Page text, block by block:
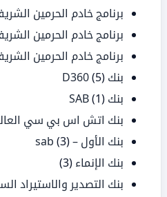
برنامج خادم الحرمين
برنامج خادم الحرمين
برنامج خادم الحرمين
بنك D360 (5)
بنك SAB (1)
بنك اتش اس بي سي
بنك الأول – sab(3)
بنك الإنماء (3)
بنك التصدير والاستيراد